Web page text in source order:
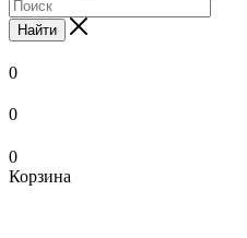
Найти
0
0
0
Корзина